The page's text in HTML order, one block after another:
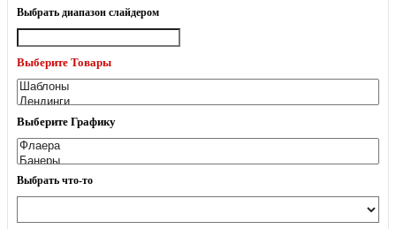
Выбрать диапазон слайдером
Выберите Товары
Выберите Графику
Выбрать что-то